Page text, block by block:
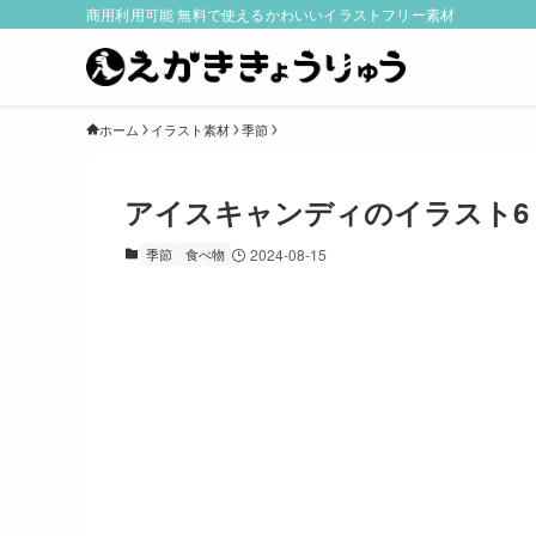
商用利用可能 無料で使えるかわいいイラストフリー素材
ホーム イラスト素材 季節
アイスキャンディのイラスト6
季節 食べ物 2024-08-15